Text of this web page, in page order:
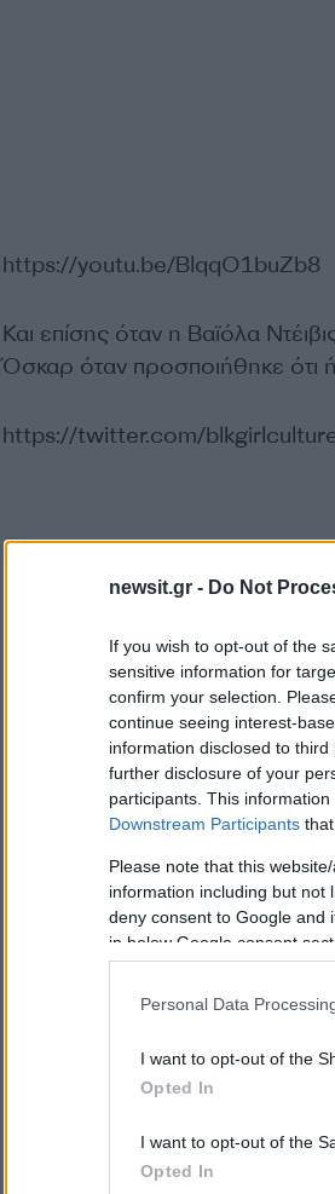
newsit.gr - Do Not
If you wish to opt-out of the
sensitive information for
confirm your selection.
continue seeing interest-
information disclosed to
further disclosure of your
participants. This
Downstream Participants
Please note that this
information including but not
deny consent to Google and
in below Google consent
Personal Data
I want to opt-out of the
Opted In
I want to opt-out of the
Opted In
https://youtu.be/BlqqO1buZb8
Και επίσης όταν η Βαϊόλα
Όσκαρ όταν προσποιήθηκε ότι
https://twitter.com/